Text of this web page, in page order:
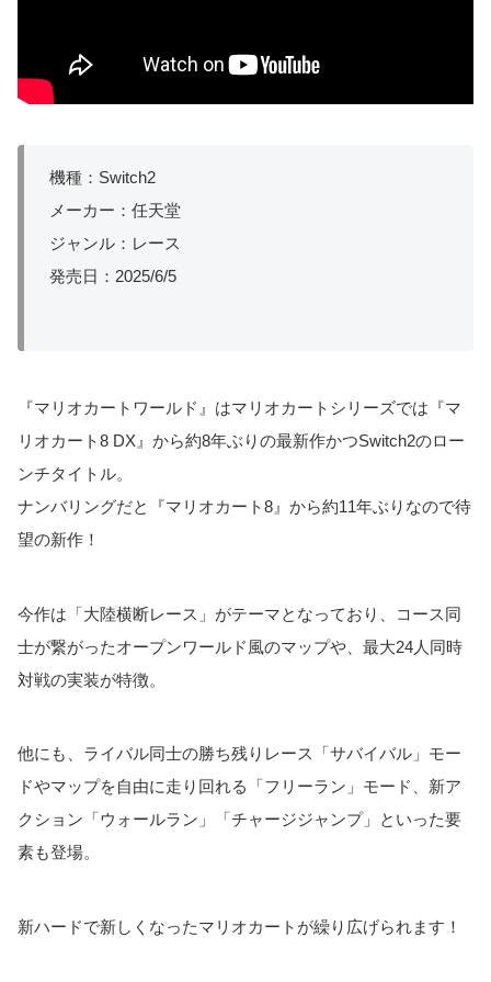
機種：Switch2
メーカー：任天堂
ジャンル：レース
発売日：2025/6/5
『マリオカートワールド』はマリオカートシリーズでは『マ
リオカート8 DX』から約8年ぶりの最新作かつSwitch2のロー
ンチタイトル。
ナンバリングだと『マリオカート8』から約11年ぶりなので待
望の新作！
今作は「大陸横断レース」がテーマとなっており、コース同
士が繋がったオープンワールド風のマップや、最大24人同時
対戦の実装が特徴。
他にも、ライバル同士の勝ち残りレース「サバイバル」モー
ドやマップを自由に走り回れる「フリーラン」モード、新ア
クション「ウォールラン」「チャージジャンプ」といった要
素も登場。
新ハードで新しくなったマリオカートが繰り広げられます！